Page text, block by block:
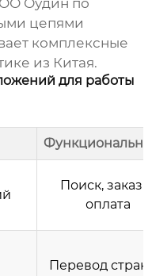
Оудин по
цепями
комплексные
из Китая.
для работы
Поиск,
оплата
Перевод